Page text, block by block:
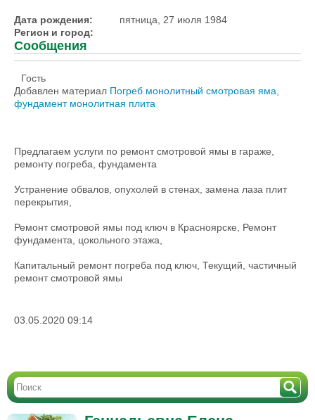
Дата рождения:
пятница, 27 июля 1984
Регион и город:
Сообщения
Гость
Добавлен материал Погреб монолитный смотровая яма,
фундамент монолитная плита
Предлагаем услуги по ремонт смотровой ямы в гараже,
ремонту погреба, фундамента
Устранение обвалов, опухолей в стенах, замена лаза плит
перекрытия,
Ремонт смотровой ямы под ключ в Красноярске, Ремонт
фундамента, цокольного этажа,
Капитальный ремонт погреба под ключ, Текущий, частичный
ремонт смотровой ямы
03.05.2020 09:14